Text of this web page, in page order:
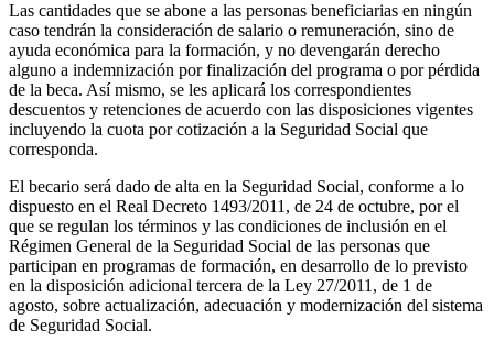
Las cantidades que se abone a las personas beneficiarias en ningún
caso tendrán la consideración de salario o remuneración, sino de
ayuda económica para la formación, y no devengarán derecho
alguno a indemnización por finalización del programa o por pérdida
de la beca. Así mismo, se les aplicará los correspondientes
descuentos y retenciones de acuerdo con las disposiciones vigentes
incluyendo la cuota por cotización a la Seguridad Social que
corresponda.
El becario será dado de alta en la Seguridad Social, conforme a lo
dispuesto en el Real Decreto 1493/2011, de 24 de octubre, por el
que se regulan los términos y las condiciones de inclusión en el
Régimen General de la Seguridad Social de las personas que
participan en programas de formación, en desarrollo de lo previsto
en la disposición adicional tercera de la Ley 27/2011, de 1 de
agosto, sobre actualización, adecuación y modernización del sistema
de Seguridad Social.